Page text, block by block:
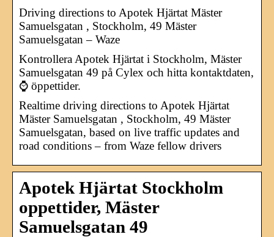
Driving directions to Apotek Hjärtat Mäster
Samuelsgatan , Stockholm, 49 Mäster
Samuelsgatan – Waze
Kontrollera Apotek Hjärtat i Stockholm, Mäster
Samuelsgatan 49 på Cylex och hitta kontaktdaten,
⌚ öppettider.
Realtime driving directions to Apotek Hjärtat
Mäster Samuelsgatan , Stockholm, 49 Mäster
Samuelsgatan, based on live traffic updates and
road conditions – from Waze fellow drivers
Apotek Hjärtat Stockholm
oppettider, Mäster
Samuelsgatan 49